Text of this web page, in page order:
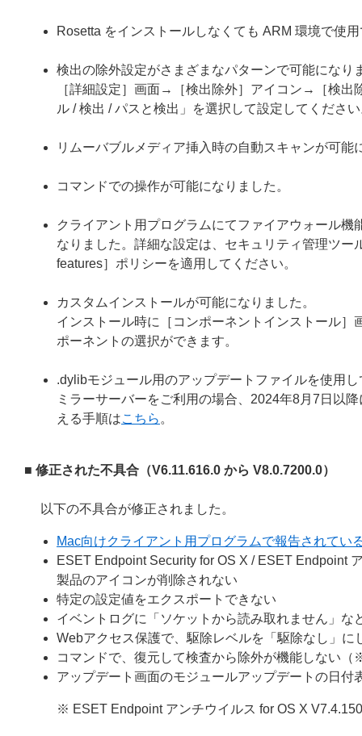
Rosetta をインストールしなくても ARM 環境で使
検出の除外設定がさまざまなパターンで可能になり
［詳細設定］画面→［検出除外］アイコン→［検
ル / 検出 / パスと検出」を選択して設定してくださ
リムーバブルメディア挿入時の自動スキャンが可能
コマンドでの操作が可能になりました。
クライアント用プログラムにてファイアウォール
なりました。詳細な設定は、セキュリティ管理ツ
features］ポリシーを適用してください。
カスタムインストールが可能になりました。
インストール時に［コンポーネントインストール
ポーネントの選択ができます。
.dylibモジュール用のアップデートファイルを使用
ミラーサーバーをご利用の場合、2024年8月7日以
える手順はこちら 。
■ 修正された不具合（V6.11.616.0 から V8.0.7200.0）
以下の不具合が修正されました。
Mac向けクライアント用プログラムで報告されて
ESET Endpoint Security for OS X / ESET Endpoint
製品のアイコンが削除されない
特定の設定値をエクスポートできない
イベントログに「ソケットから読み取れません」な
Webアクセス保護で、駆除レベルを「駆除なし」
コマンドで、復元して検査から除外が機能しない（
アップデート画面のモジュールアップデートの日
※ ESET Endpoint アンチウイルス for OS X